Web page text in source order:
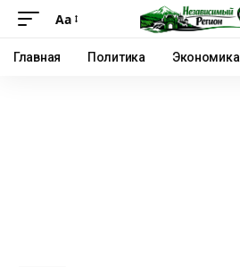
Аа
Главная Политика Экономика